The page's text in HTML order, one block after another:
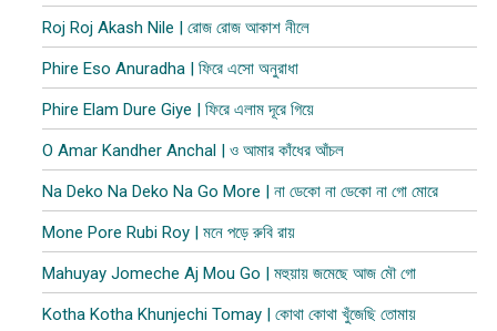
Roj Roj Akash Nile | রোজ রোজ আকাশ নীলে
Phire Eso Anuradha | ফিরে এসো অনুরাধা
Phire Elam Dure Giye | ফিরে এলাম দূরে গিয়ে
O Amar Kandher Anchal | ও আমার কাঁধের আঁচল
Na Deko Na Deko Na Go More | না ডেকো না ডেকো না গো মোরে
Mone Pore Rubi Roy | মনে পড়ে রুবি রায়
Mahuyay Jomeche Aj Mou Go | মহুয়ায় জমেছে আজ মৌ গো
Kotha Kotha Khunjechi Tomay | কোথা কোথা খুঁজেছি তোমায়